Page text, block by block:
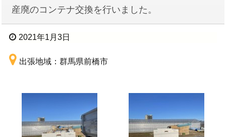
産廃のコンテナ交換を行いました。
2021年1月3日
出張地域：群馬県前橋市